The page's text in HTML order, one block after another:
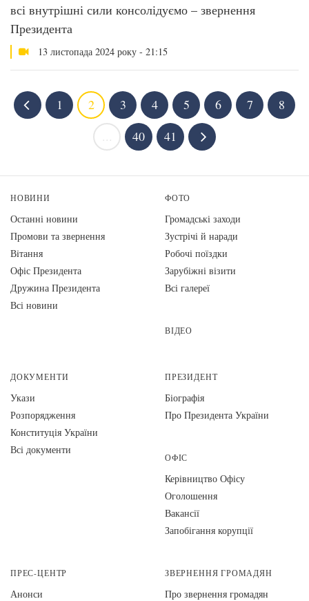
всі внутрішні сили консолідуємо – звернення
Президента
13 листопада 2024 року - 21:15
1 2 3 4 5 6 7
8
40 41
НОВИНИ
Останні новини
Промови та звернення
Вiтання
Офіс Президента
Дружина Президента
Всі новини
ФОТО
Громадські заходи
Зустрічі й наради
Робочі поїздки
Зарубіжні візити
Всі галереї
ВІДЕО
ДОКУМЕНТИ
Укази
Розпорядження
Конституція України
Всі документи
ПРЕЗИДЕНТ
Біографія
Про Президента України
ОФІС
Керівництво Офісу
Оголошення
Вакансії
Запобігання корупції
ПРЕС-ЦЕНТР
Анонси
ЗВЕРНЕННЯ ГРОМАДЯН
Про звернення громадян